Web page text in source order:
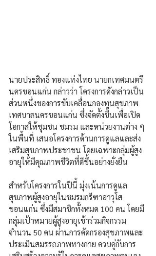
นายประสิทธิ์ ทองแท่งไทย นายกเทศมนตรี
นครขอนแก่น กล่าวว่า โครงการดังกล่าวเป็น
ส่วนหนึ่งของการขับเคลื่อนกองทุนสุขภาพ
เทศบาลนครขอนแก่น ซึ่งจัดตั้งขึ้นเพื่อเปิด
โอกาสให้ชุมชน ชมรม และหน่วยงานต่าง ๆ
ในพื้นที่ เสนอโครงการด้านการดูแลและส่ง
เสริมสุขภาพประชาชน โดยเฉพาะกลุ่มผู้สูง
อายุให้มีคุณภาพชีวิตที่ดีขึ้นอย่างยั่งยืน
สำหรับโครงการในปีนี้ มุ่งเน้นการดูแล
สุขภาพผู้สูงอายุในชมรมกรีฑาอาวุโส
ขอนแก่น ซึ่งมีสมาชิกทั้งหมด 100 คน โดยมี
กลุ่มเป้าหมายผู้สูงอายุเข้าร่วมกิจกรรม
จำนวน 50 คน ผ่านการคัดกรองสุขภาพและ
ประเมินสมรรถภาพทางกาย ควบคู่กับการ